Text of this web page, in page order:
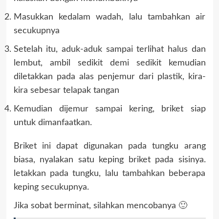
Masukkan kedalam wadah, lalu tambahkan air
secukupnya
Setelah itu, aduk-aduk sampai terlihat halus dan
lembut, ambil sedikit demi sedikit kemudian
diletakkan pada alas penjemur dari plastik, kira-
kira sebesar telapak tangan
Kemudian dijemur sampai kering, briket siap
untuk dimanfaatkan.
Briket ini dapat digunakan pada tungku arang
biasa, nyalakan satu keping briket pada sisinya.
letakkan pada tungku, lalu tambahkan beberapa
keping secukupnya.
Jika sobat berminat, silahkan mencobanya 🙂